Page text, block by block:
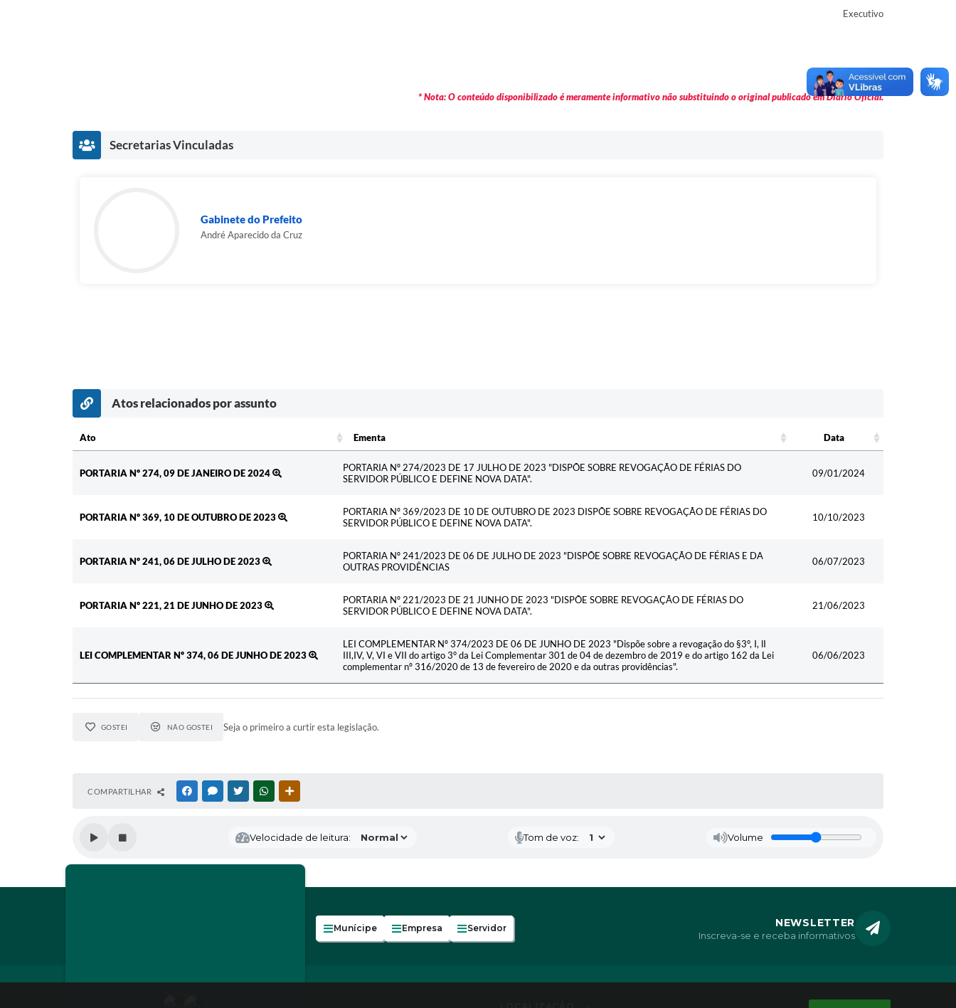
Executivo
* Nota: O conteúdo disponibilizado é meramente informativo não substituindo o original publicado em Diário Oficial.
Secretarias Vinculadas
Gabinete do Prefeito
André Aparecido da Cruz
Atos relacionados por assunto
Ato Ementa
Data
PORTARIA Nº 274, 09 DE JANEIRO DE 2024
PORTARIA Nº 274/2023 DE 17 JULHO DE 2023 "DISPÕE SOBRE REVOGAÇÃO DE FÉRIAS DO
SERVIDOR PÚBLICO E DEFINE NOVA DATA".
09/01/2024
PORTARIA Nº 369, 10 DE OUTUBRO DE 2023
PORTARIA Nº 369/2023 DE 10 DE OUTUBRO DE 2023 DISPÕE SOBRE REVOGAÇÃO DE FÉRIAS DO
SERVIDOR PÚBLICO E DEFINE NOVA DATA".
10/10/2023
PORTARIA Nº 241, 06 DE JULHO DE 2023
PORTARIA Nº 241/2023 DE 06 DE JULHO DE 2023 "DISPÕE SOBRE REVOGAÇÃO DE FÉRIAS E DA
OUTRAS PROVIDÊNCIAS
06/07/2023
PORTARIA Nº 221, 21 DE JUNHO DE 2023
PORTARIA Nº 221/2023 DE 21 JUNHO DE 2023 "DISPÕE SOBRE REVOGAÇÃO DE FÉRIAS DO
SERVIDOR PÚBLICO E DEFINE NOVA DATA".
21/06/2023
LEI COMPLEMENTAR Nº 374, 06 DE JUNHO DE 2023
LEI COMPLEMENTAR Nº 374/2023 DE 06 DE JUNHO DE 2023 "Dispõe sobre a revogação do §3°, I, lI
III,IV, V, VI e VII do artigo 3° da Lei Complementar 301 de 04 de dezembro de 2019 e do artigo 162 da Lei
complementar nº 316/2020 de 13 de fevereiro de 2020 e da outras providências".
06/06/2023
GOSTEI NÃO GOSTEI Seja o primeiro a curtir esta legislação.
COMPARTILHAR FACEBOOKMESSENGER
TWITTERWHATSAPP
Velocidade de leitura: Tom de voz: Volume
NEWSLETTER
Inscreva-se e receba informativos
Munícipe Empresa Servidor
CONTATO